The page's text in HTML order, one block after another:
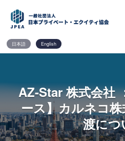
content
日本語 English
AZ-Star 株式会社
ース】カルネコ
渡につ